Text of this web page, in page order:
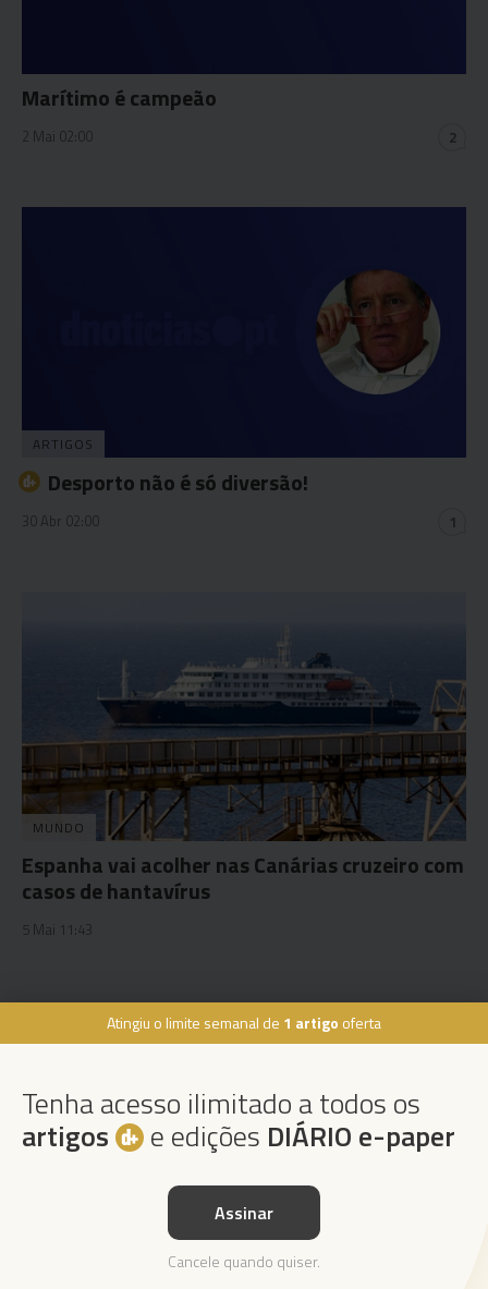
Atingiu o limite semanal de 1 artigo oferta
Tenha acesso ilimitado a todos os
artigos e edições DIÁRIO e-paper
Assinar
Cancele quando quiser.
Marítimo é campeão
2 Mai 02:00 2
ARTIGOS
Desporto não é só diversão!
30 Abr 02:00 1
MUNDO
Espanha vai acolher nas Canárias cruzeiro com
casos de hantavírus
5 Mai 11:43
291 202 300
Instale a nossa App
Podcasts
Da espada às curtas
Ouvir Podcast
×